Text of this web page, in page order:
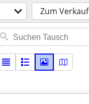
Zum Verkauf